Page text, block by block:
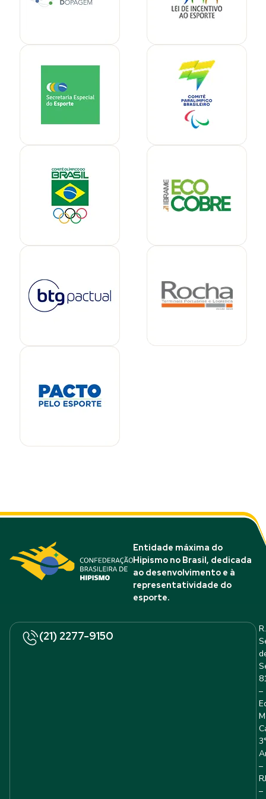
Entidade máxima do
Hipismo no Brasil, dedicada
ao desenvolvimento e à
representatividade do
esporte.
(21) 2277-9150
R.
–
–
RJ
–